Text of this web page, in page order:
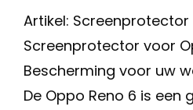
Artikel:
Screenprotector voor
Bescherming voor uw
De Oppo Reno 6 is een